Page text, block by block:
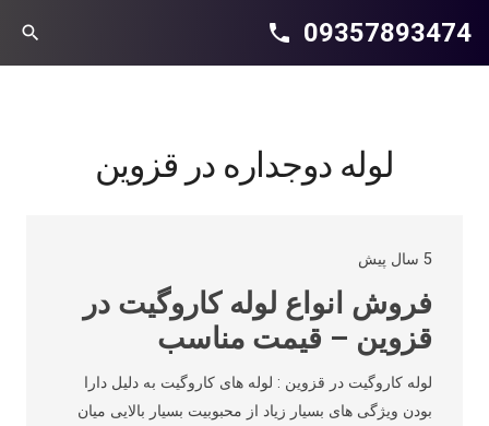
09357893474
phone
search
لوله دوجداره در قزوین
5 سال پیش
فروش انواع لوله کاروگیت در
قزوین – قیمت مناسب
لوله کاروگیت در قزوین : لوله های کاروگیت به دلیل دارا
بودن ویژگی های بسیار زیاد از محبوبیت بسیار بالایی میان